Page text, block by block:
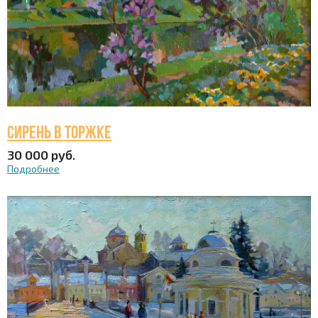
Сирень в Торжке
30 000 руб.
Подробнее